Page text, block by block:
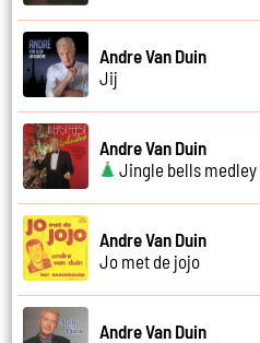
Andre Van Duin
Jij
Andre Van Duin
Jingle bells medley
Andre Van Duin
Jo met de jojo
Andre Van Duin